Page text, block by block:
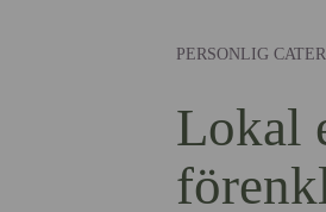
PERSONLIG
Lokal